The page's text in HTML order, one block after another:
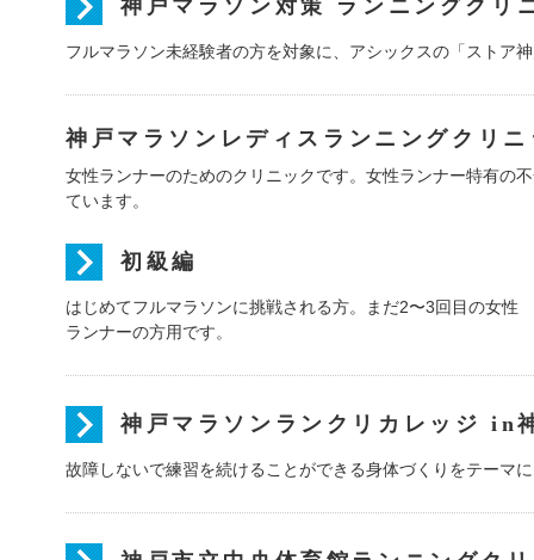
神戸マラソン対策 ランニングクリ
フルマラソン未経験者の方を対象に、アシックスの「ストア
神戸マラソンレディスランニングクリ
女性ランナーのためのクリニックです。女性ランナー特有の
ています。
初級編
はじめてフルマラソンに挑戦される方。まだ2〜3回目の女性
ランナーの方用です。
神戸マラソンランクリカレッジ in
故障しないで練習を続けることができる身体づくりをテーマ